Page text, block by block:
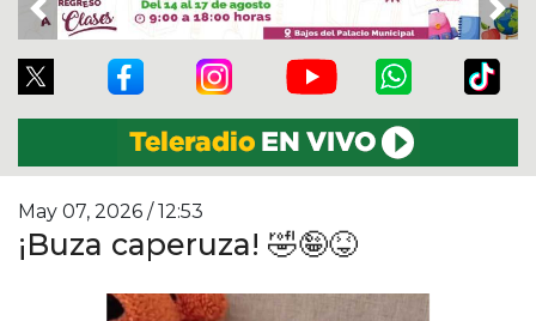
Previous
May 07, 2026 / 12:53
¡Buza caperuza! 🤣🤪😝